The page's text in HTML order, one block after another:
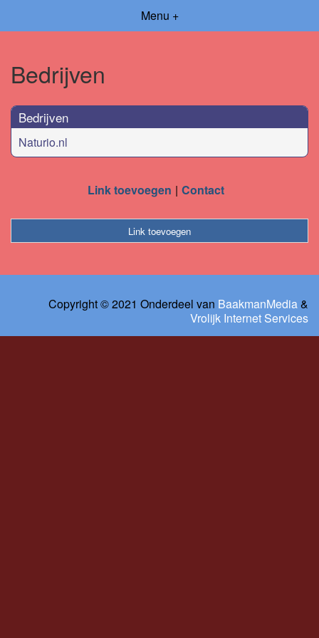
Menu +
Bedrijven
Bedrijven
Naturio.nl
Link toevoegen Contact
Link toevoegen
Copyright © 2021 Onderdeel van BaakmanMedia&
Vrolijk Internet Services